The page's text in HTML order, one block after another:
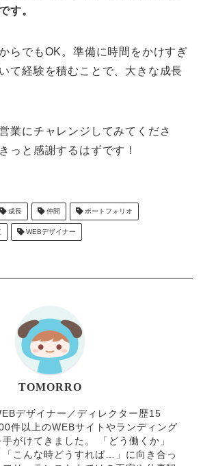
す。
らでもOK。準備に時間をかけすぎ
て経験を積むことで、大きな成長
業にチャレンジしてみてくださ
っと感謝するはずです！
成長 仲間 ポートフォリオ
WEBデザイナー
TOMORRO
デザイナー／ディレクター歴15
件以上のWEBサイトやランディング
がけてきました。 「どう働くか」
「こんな時どうすれば…」に向き合っ